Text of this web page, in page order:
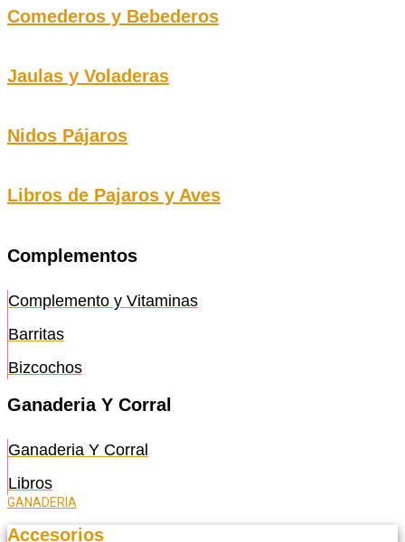
Comederos y Bebederos
Jaulas y Voladeras
Nidos Pájaros
Libros de Pajaros y Aves
Complementos
Complemento y Vitaminas
Barritas
Bizcochos
Ganaderia Y Corral
Ganaderia Y Corral
Libros
GANADERIA
Accesorios